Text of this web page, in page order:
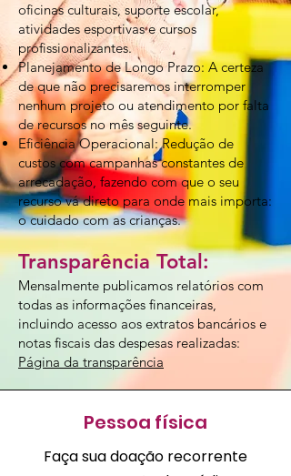
oficinas culturais, suporte escolar,
atividades esportivas e cursos
profissionalizantes.
Planejamento de Longo Prazo: A certeza
de que não precisaremos interromper
nenhum projeto ou atendimento por falta
de recursos no mês seguinte.
Eficiência Operacional: Redução de
custos com campanhas constantes de
arrecadação, fazendo com que o seu
recurso vá direto para onde mais importa:
o cuidado com as crianças.
Transparência Total:
Mensalmente publicamos relatórios com
todas as informações financeiras,
incluindo acesso aos extratos bancários e
notas fiscais das despesas realizadas:
Página da transparência
Pessoa física
Faça sua doação recorrente